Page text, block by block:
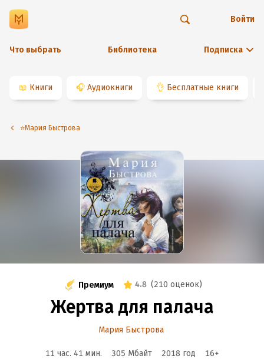
Что выбрать Библиотека Подписка
Войти
📖 Книги 🎧 Аудиокниги 👌 Бесплатные книги
⭐️Мария Быстрова
Премиум 4.8 (210 оценок)
Жертва для палача
Мария Быстрова
11 час. 41 мин. 305 Мбайт 2018 год 16+